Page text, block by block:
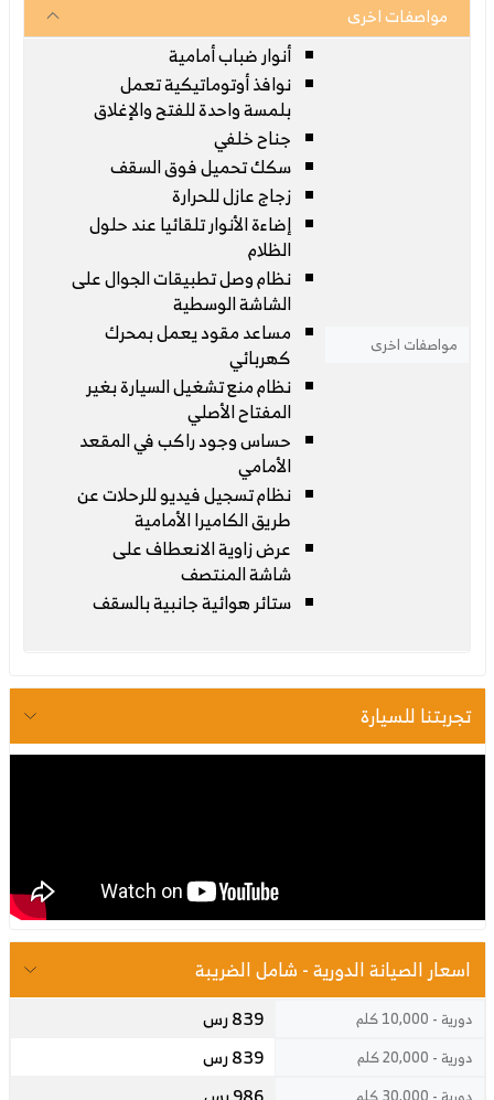
مواصفات اخرى
مواصفات اخرى
أنوار ضباب أمامية
نوافذ أوتوماتيكية تعمل
بلمسة واحدة للفتح والإغلاق
جناح خلفي
سكك تحميل فوق السقف
زجاج عازل للحرارة
إضاءة الأنوار تلقائيا عند حلول
الظلام
نظام وصل تطبيقات الجوال على
الشاشة الوسطية
مساعد مقود يعمل بمحرك
كهربائي
نظام منع تشغيل السيارة بغير
المفتاح الأصلي
حساس وجود راكب في المقعد
الأمامي
نظام تسجيل فيديو للرحلات عن
طريق الكاميرا الأمامية
عرض زاوية الانعطاف على
شاشة المنتصف
ستائر هوائية جانبية بالسقف
تجربتنا للسيارة
اسعار الصيانة الدورية - شامل الضريبة
دورية - 10,000 كلم 839 رس
دورية - 20,000 كلم 839 رس